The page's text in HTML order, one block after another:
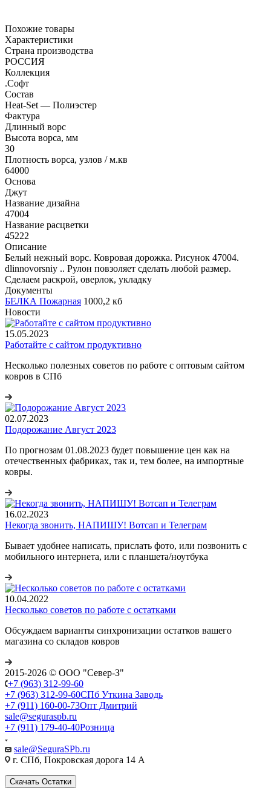
Похожие товары
Характеристики
Страна производства
РОССИЯ
Коллекция
.Софт
Состав
Heat-Set — Полиэстер
Фактура
Длинный ворс
Высота ворса, мм
30
Плотность ворса, узлов / м.кв
64000
Основа
Джут
Название дизайна
47004
Название расцветки
45222
Описание
Белый нежный ворс. Ковровая дорожка. Рисунок 47004.
dlinnovorsniy .. Рулон повзоляет сделать любой размер.
Сделаем раскрой, оверлок, укладку
Документы
БЕЛКА Пожарная 1000,2 кб
Новости
15.05.2023
Работайте с сайтом продуктивно
Несколько полезных советов по работе с оптовым сайтом
ковров в СПб
02.07.2023
Подорожание Август 2023
По прогнозам 01.08.2023 будет повышение цен как на
отечественных фабриках, так и, тем более, на импортные
ковры.
16.02.2023
Некогда звонить, НАПИШУ! Вотсап и Телеграм
Бывает удобнее написать, прислать фото, или позвонить с
мобильного интернета, или с планшета/ноутбука
10.04.2022
Несколько советов по работе с остатками
Обсуждаем варианты синхронизации остатков вашего
магазина со складов ковров
2015-2026 © ООО "Север-З"
+7 (963) 312-99-60
+7 (963) 312-99-60СПб Уткина Заводь
+7 (911) 160-00-73Опт Дмитрий
sale@seguraspb.ru
+7 (911) 179-40-40Розница
sale@SeguraSPb.ru
г. СПб, Покровская дорога 14 А
Скачать Остатки